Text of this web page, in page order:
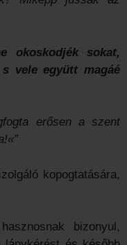
okoskodjék sokat,
vele együtt magáé
erősen a szent
kopogtatására,
bizonyul,